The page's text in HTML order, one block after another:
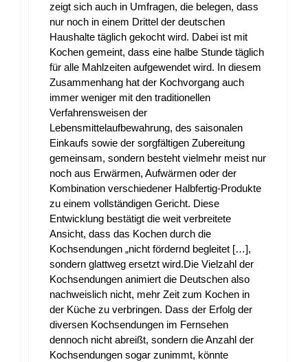
zeigt sich auch in Umfragen, die belegen, dass
nur noch in einem Drittel der deutschen
Haushalte täglich gekocht wird. Dabei ist mit
Kochen gemeint, dass eine halbe Stunde täglich
für alle Mahlzeiten aufgewendet wird. In diesem
Zusammenhang hat der Kochvorgang auch
immer weniger mit den traditionellen
Verfahrensweisen der
Lebensmittelaufbewahrung, des saisonalen
Einkaufs sowie der sorgfältigen Zubereitung
gemeinsam, sondern besteht vielmehr meist nur
noch aus Erwärmen, Aufwärmen oder der
Kombination verschiedener Halbfertig-Produkte
zu einem vollständigen Gericht. Diese
Entwicklung bestätigt die weit verbreitete
Ansicht, dass das Kochen durch die
Kochsendungen „nicht fördernd begleitet […],
sondern glattweg ersetzt wird.Die Vielzahl der
Kochsendungen animiert die Deutschen also
nachweislich nicht, mehr Zeit zum Kochen in
der Küche zu verbringen. Dass der Erfolg der
diversen Kochsendungen im Fernsehen
dennoch nicht abreißt, sondern die Anzahl der
Kochsendungen sogar zunimmt, könnte